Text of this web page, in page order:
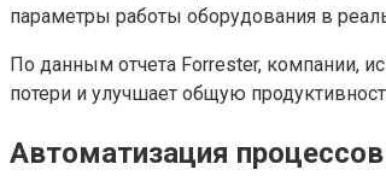
параметры работы оборудования в
По данным отчета Forrester, компании,
потери и улучшает общую
Автоматизация